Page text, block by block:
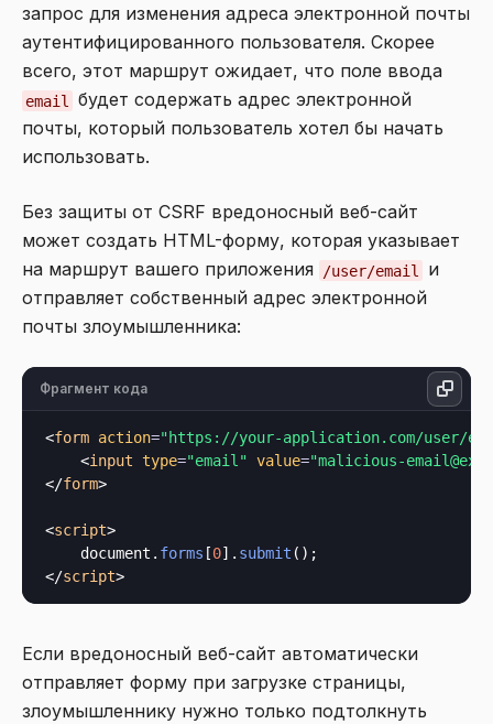
запрос для изменения адреса электронной почты
аутентифицированного пользователя. Скорее
всего, этот маршрут ожидает, что поле ввода
email
будет содержать адрес электронной
почты, который пользователь хотел бы начать
использовать.
Без защиты от CSRF вредоносный веб-сайт
может создать HTML-форму, которая указывает
на маршрут вашего приложения
/user/email
и
отправляет собственный адрес электронной
почты злоумышленника:
Фрагмент кода
<form action="https://your-application.com/user/
<input type="email" value="malicious-
</form>
<script>
    document.
forms [0]. submit
</script>
Если вредоносный веб-сайт автоматически
отправляет форму при загрузке страницы,
злоумышленнику нужно только подтолкнуть